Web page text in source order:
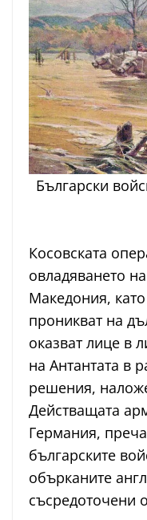
Български
Косовската
овладяването
Македония,
проникват на
оказват лице в
на Антантата в
решения,
Действащата
Германия,
българските
обърканите
съсредоточени